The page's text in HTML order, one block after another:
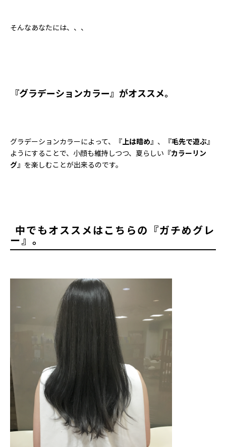
そんなあなたには、、、
『グラデーションカラー』がオススメ。
グラデーションカラーによって、『 上は暗め 』、『毛先で遊ぶ』
ようにすることで、小顔も維持しつつ、夏らしい『カラーリン
グ』を楽しむことが出来るのです。
中でもオススメはこちらの『ガチめグレ
ー』。